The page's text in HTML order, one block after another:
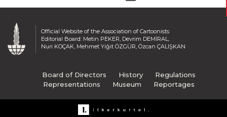
Mustafa Uykusuz
Mustafa Yıldız
Mümin Durmaz
Oğuz Demir
Official Website of the Association of Cartoonists
Editorial Board: Metin PEKER, Devrim DEMİRAL,
Nuri KOÇAK, Mehmet Yiğit ÖZGÜR, Özcan ÇALIŞKAN
Board of Directors History
Regulations
Representations
Museum Reportages